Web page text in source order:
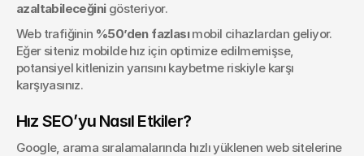
azaltabileceğini gösteriyor.
Web trafiğinin %50’den fazlası mobil cihazlardan geliyor.
Eğer siteniz mobilde hız için optimize edilmemişse,
potansiyel kitlenizin yarısını kaybetme riskiyle karşı
karşıyasınız.
Hız SEO’yu Nasıl Etkiler?
Google, arama sıralamalarında hızlı yüklenen web sitelerine